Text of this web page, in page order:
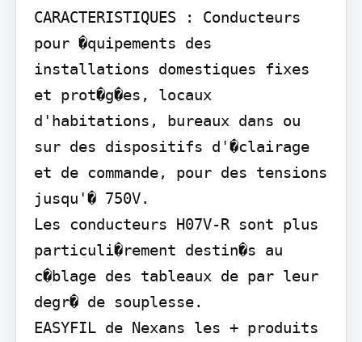
CARACTERISTIQUES : Conducteurs
pour �quipements des
installations domestiques fixes
et prot�g�es, locaux
d'habitations, bureaux dans ou
sur des dispositifs d'�clairage
et de commande, pour des tensions
jusqu'� 750V.
Les conducteurs H07V-R sont plus
particuli�rement destin�s au
c�blage des tableaux de par leur
degr� de souplesse.
EASYFIL de Nexans les + produits